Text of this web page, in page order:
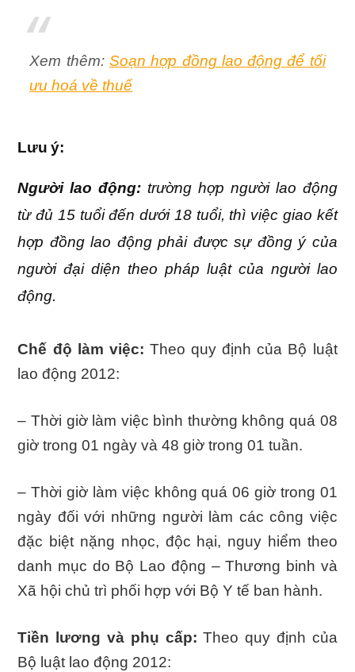
Xem thêm: Soạn hợp đồng lao động để tối
ưu hoá về thuế
Lưu ý:
Người lao động: trường hợp người lao động
từ đủ 15 tuổi đến dưới 18 tuổi, thì việc giao kết
hợp đồng lao động phải được sự đồng ý của
người đại diện theo pháp luật của người lao
động.
Chế độ làm việc: Theo quy định của Bộ luật
lao động 2012:
– Thời giờ làm việc bình thường không quá 08
giờ trong 01 ngày và 48 giờ trong 01 tuần.
– Thời giờ làm việc không quá 06 giờ trong 01
ngày đối với những người làm các công việc
đặc biệt nặng nhọc, độc hại, nguy hiểm theo
danh mục do Bộ Lao động – Thương binh và
Xã hội chủ trì phối hợp với Bộ Y tế ban hành.
Tiền lương và phụ cấp: Theo quy định của
Bộ luật lao động 2012: